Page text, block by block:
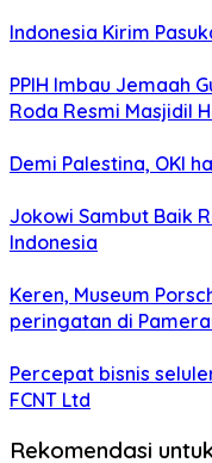
Indonesia Kirim
PPIH Imbau Jemaah
Roda Resmi Masjidil
Demi Palestina, OKI
Jokowi Sambut Baik
Indonesia
Keren, Museum
peringatan di
Percepat bisnis
FCNT Ltd
Rekomendasi